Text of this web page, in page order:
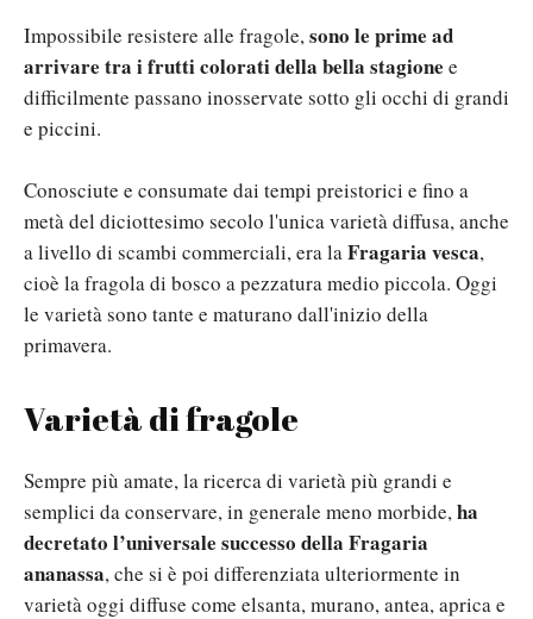
Impossibile resistere alle fragole,sono le prime ad
arrivare tra i frutti colorati della bella stagione e
difficilmente passano inosservate sotto gli occhi di grandi
e piccini.
Conosciute e consumate dai tempi preistorici e fino a
metà del diciottesimo secolo l'unica varietà diffusa, anche
a livello di scambi commerciali, era laFragaria vesca,
cioè la fragola di bosco a pezzatura medio piccola. Oggi
le varietà sono tante e maturano dall'inizio della
primavera.
Varietà di fragole
Sempre più amate, la ricerca di varietà più grandi e
semplici da conservare, in generale meno morbide,ha
decretato l’universale successo della Fragaria
ananassa, che si è poi differenziata ulteriormente in
varietà oggi diffuse come elsanta, murano, antea, aprica e